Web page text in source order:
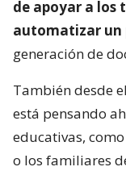
de apoyar a los
automatizar un
generación de
También desde
está pensando
educativas,
o los familiares